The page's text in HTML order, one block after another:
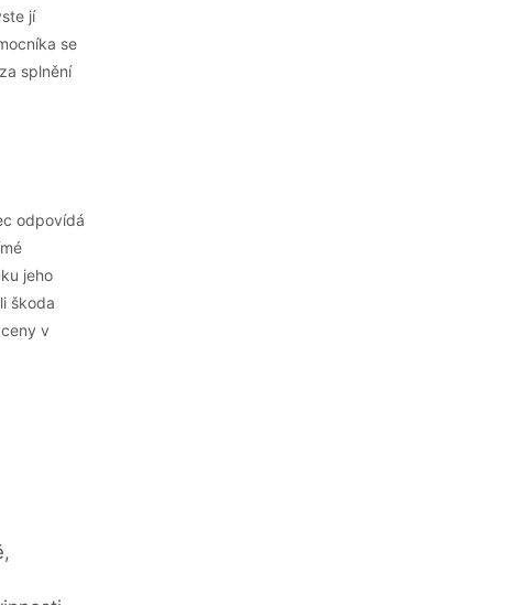
jí
se
splnění
odpovídá
jeho
škoda
v